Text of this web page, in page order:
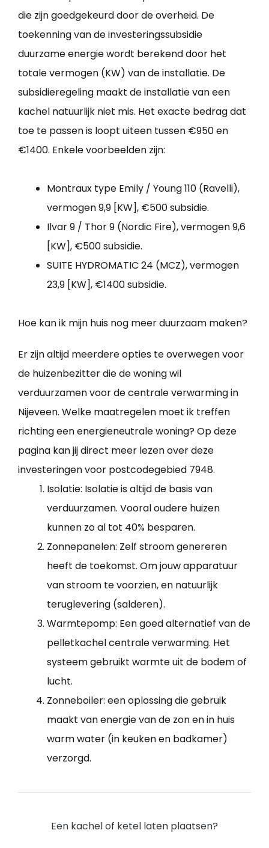
die zijn goedgekeurd door de overheid. De
toekenning van de investeringssubsidie
duurzame energie wordt berekend door het
totale vermogen (KW) van de installatie. De
subsidieregeling maakt de installatie van een
kachel natuurlijk niet mis. Het exacte bedrag dat
toe te passen is loopt uiteen tussen €950 en
€1400. Enkele voorbeelden zijn:
Montraux type Emily / Young 110 (Ravelli),
vermogen 9,9 [KW], €500 subsidie.
Ilvar 9 / Thor 9 (Nordic Fire), vermogen 9,6
[KW], €500 subsidie.
SUITE HYDROMATIC 24 (MCZ), vermogen
23,9 [KW], €1400 subsidie.
Hoe kan ik mijn huis nog meer duurzaam maken?
Er zijn altijd meerdere opties te overwegen voor
de huizenbezitter die de woning wil
verduurzamen voor de centrale verwarming in
Nijeveen. Welke maatregelen moet ik treffen
richting een energieneutrale woning? Op deze
pagina kan jij direct meer lezen over deze
investeringen voor postcodegebied 7948.
Isolatie: Isolatie is altijd de basis van
verduurzamen. Vooral oudere huizen
kunnen zo al tot 40% besparen.
Zonnepanelen: Zelf stroom genereren
heeft de toekomst. Om jouw apparatuur
van stroom te voorzien, en natuurlijk
teruglevering (salderen).
Warmtepomp: Een goed alternatief van de
pelletkachel centrale verwarming. Het
systeem gebruikt warmte uit de bodem of
lucht.
Zonneboiler: een oplossing die gebruik
maakt van energie van de zon en in huis
warm water (in keuken en badkamer)
verzorgd.
Een kachel of ketel laten plaatsen?